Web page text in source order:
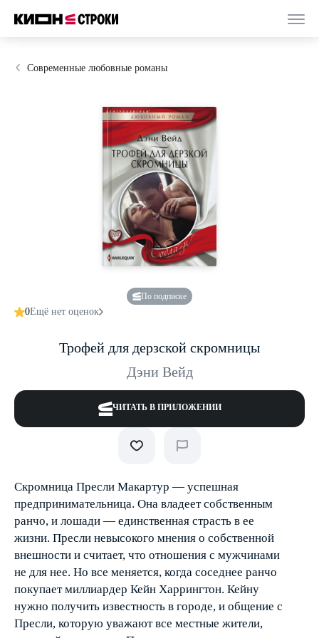
Современные любовные романы
По подписке
0Ещё нет оценок
Трофей для дерзской скромницы
Дэни Вейд
ЧИТАТЬ В ПРИЛОЖЕНИИ
Скромница Пресли Макартур — успешная
предприниматель­ница. Она владеет собственным
ранчо, и лошади — единственная страсть в ее
жизни. Пресли невысокого мнения о собственной
внешности и считает, что отношения с мужчинами
не для нее. Но все меняется, когда соседнее ранчо
покупает миллиардер Кейн Хар­рингтон. Кейну
нужно получить известность в городе, и общение с
Пресли, которую уважают все местные жители,